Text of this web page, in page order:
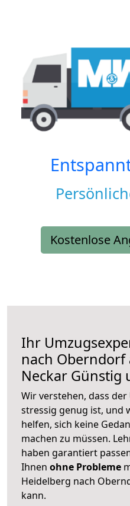
Kostenlose
Ihr
nach Oberndorf
Neckar Günstig
Wir verstehen, dass
stressig genug ist, und
helfen, sich keine
machen zu müssen.
haben garantiert
Ihnen ohne Probleme
Heidelberg nach
kann.